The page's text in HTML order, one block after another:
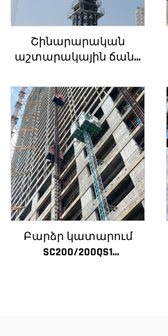
Շինարարական
աշտարակային ճանկ
բեռնամբարի
հզորությամբ, նոր
ատամնանիվի արկղ,
ատամնանիվի շարժիչ,
աստիճանավոր
ստորին մաս
Բարձր կատարում
SC200/200QS1